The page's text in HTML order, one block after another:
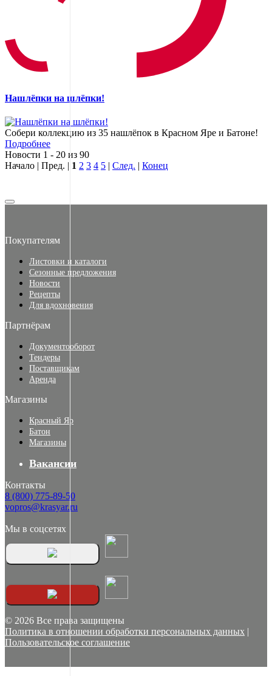
Нашлёпки на шлёпки!
Собери коллекцию из 35 нашлёпок в Красном Яре и Батоне!
Подробнее
Новости 1 - 20 из 90
Начало | Пред. | 1 2 3 4 5 | След. | Конец
Покупателям
Листовки и каталоги
Сезонные предложения
Новости
Рецепты
Для вдохновения
Партнёрам
Документооборот
Тендеры
Поставщикам
Аренда
Магазины
Красный Яр
Батон
Магазины
Вакансии
Контакты
8 (800) 775-89-50
vopros@krasyar.ru
Мы в соцсетях
© 2026 Все права защищены
Политика в отношении обработки персональных данных |
Пользовательское соглашение